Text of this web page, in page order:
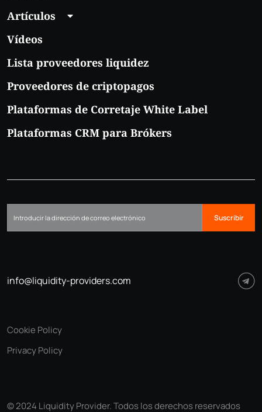
Artículos
Vídeos
Lista proveedores liquidez
Proveedores de criptopagos
Plataformas de Corretaje White Label
Plataformas CRM para Brókers
Suscribir
info@liquidity-providers.com
© 2024 Liquidity Provider. Todos los derechos reservados
Privacy Policy
Cookie Policy